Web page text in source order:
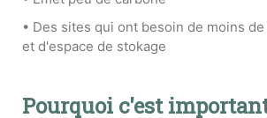
• Des sites qui ont besoin de moins
et d'espace de stokage
Pourquoi c'est